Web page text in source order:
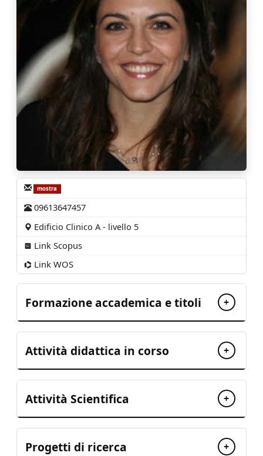
mostra
09613647457
Edificio Clinico A - livello 5
Link Scopus
Link WOS
Formazione accademica e titoli +
Attività didattica in corso +
Attività Scientifica +
Progetti di ricerca +